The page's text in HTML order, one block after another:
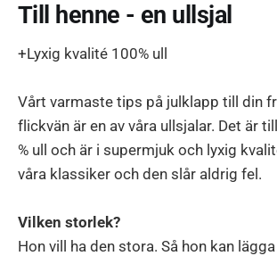
Till henne - en ullsjal
+Lyxig kvalité 100% ull
Vårt varmaste tips på julklapp till din
flickvän är en av våra ullsjalar. Det är
% ull och är i supermjuk och lyxig
våra klassiker och den slår aldrig fel.
Vilken storlek?
Hon vill ha den stora. Så hon kan